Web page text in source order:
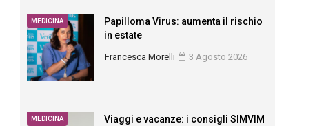
MEDICINA
Papilloma Virus: aumenta il rischio
in estate
Francesca Morelli 3 Agosto 2026
MEDICINA
Viaggi e vacanze: i consigli SIMVIM